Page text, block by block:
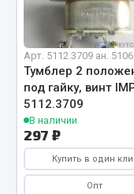
Вентиляторы кабины
Вымпела
Весь раздел
Смазочные
Арт. 5112.3709 ан.
Тумблер 2
под гайку, винт
5112.3709
В наличии
297 ₽
Купить в один
Опт